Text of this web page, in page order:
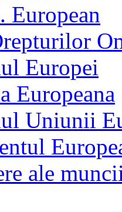
European
Europei
Europeana
Uniunii
ale